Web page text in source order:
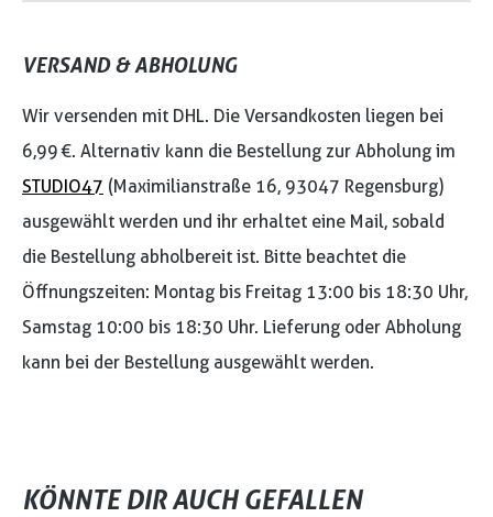
VERSAND & ABHOLUNG
Wir versenden mit DHL. Die Versandkosten liegen bei
6,99 €. Alternativ kann die Bestellung zur Abholung im
STUDIO47 (Maximilianstraße 16, 93047 Regensburg)
ausgewählt werden und ihr erhaltet eine Mail, sobald
die Bestellung abholbereit ist. Bitte beachtet die
Öffnungszeiten: Montag bis Freitag 13:00 bis 18:30 Uhr,
Samstag 10:00 bis 18:30 Uhr. Lieferung oder Abholung
kann bei der Bestellung ausgewählt werden.
KÖNNTE DIR AUCH GEFALLEN